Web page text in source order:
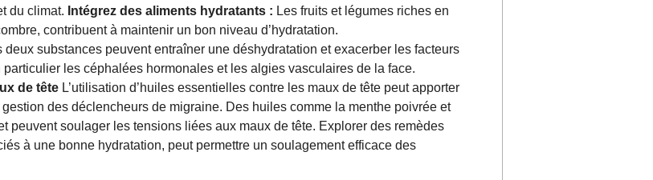
du climat. Intégrez des aliments hydratants : Les fruits et légumes riches en
contribuent à maintenir un bon niveau d’hydratation.
deux substances peuvent entraîner une déshydratation et exacerber les facteurs
les céphalées hormonales et les algies vasculaires de la face.
de tête L’utilisation d’huiles essentielles contre les maux de tête peut apporter
des déclencheurs de migraine. Des huiles comme la menthe poivrée et
peuvent soulager les tensions liées aux maux de tête. Explorer des remèdes
à une bonne hydratation, peut permettre un soulagement efficace des